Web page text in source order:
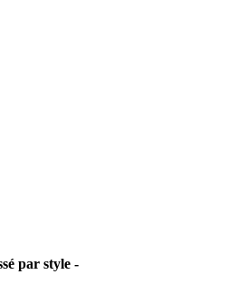
par style -